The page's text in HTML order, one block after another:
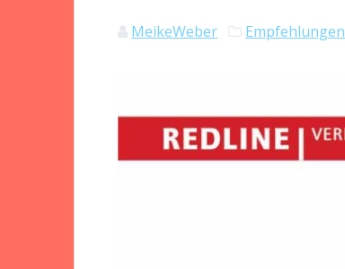
MeikeWeber Empfehlungen